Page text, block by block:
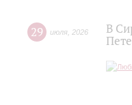
29 июля 2026
В